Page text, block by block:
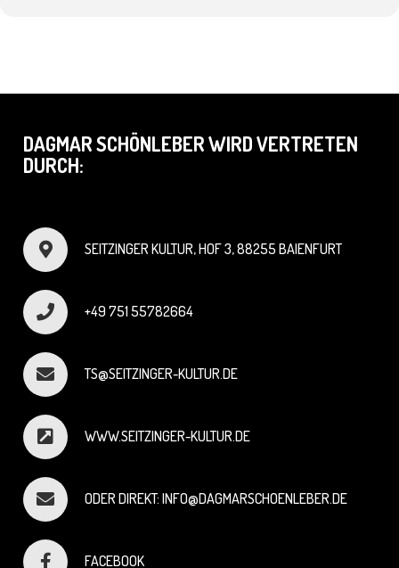
DAGMAR SCHÖNLEBER WIRD VERTRETEN
DURCH:
SEITZINGER KULTUR, HOF 3, 88255 BAIENFURT
+49 751 55782664
TS@SEITZINGER-KULTUR.DE
WWW.SEITZINGER-KULTUR.DE
ODER DIREKT: INFO@DAGMARSCHOENLEBER.DE
FACEBOOK